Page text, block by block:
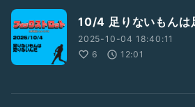
10/4 足りないもんは
2025-10-04 18:40:11
6
12:01